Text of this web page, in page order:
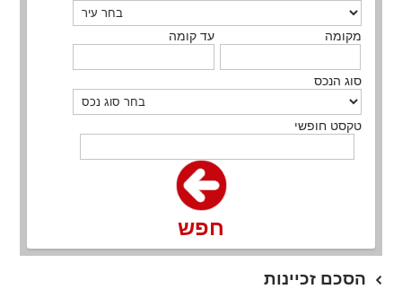
מקומה עד קומה
סוג הנכס
טקסט חופשי
חפש
הסכם זכיינות